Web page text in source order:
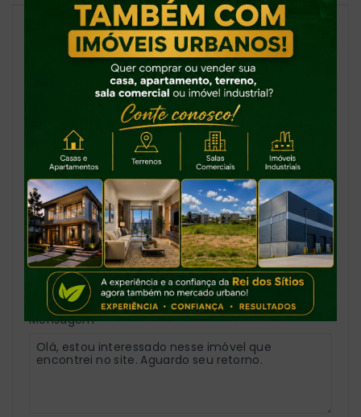
Casiano de Andrade
CRECI -51169
(47) 99161-6660
casiano@reidossitios.com.br
Telefone
E-mail
Mensagem